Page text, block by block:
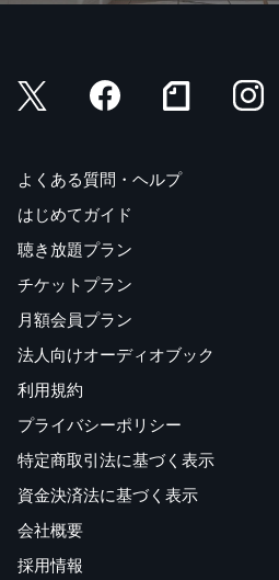
よくある質問・ヘルプ
はじめてガイド
聴き放題プラン
チケットプラン
月額会員プラン
法人向けオーディオブック
利用規約
プライバシーポリシー
特定商取引法に基づく表示
資金決済法に基づく表示
会社概要
採用情報